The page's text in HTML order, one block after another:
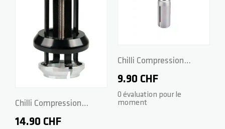
Chilli Compression
System Spider HIC -
14.90 CHF
Chilli Compression
System HIC
9.90 CHF
0 évaluation pour le
moment